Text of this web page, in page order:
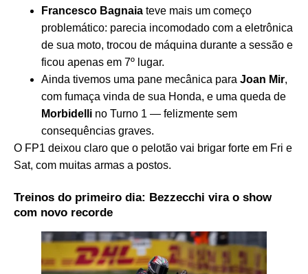
Francesco Bagnaia teve mais um começo
problemático: parecia incomodado com a eletrônica
de sua moto, trocou de máquina durante a sessão e
ficou apenas em 7º lugar.
Ainda tivemos uma pane mecânica para Joan Mir,
com fumaça vinda de sua Honda, e uma queda de
Morbidelli no Turno 1 — felizmente sem
consequências graves.
O FP1 deixou claro que o pelotão vai brigar forte em Fri e
Sat, com muitas armas a postos.
Treinos do primeiro dia: Bezzecchi vira o show
com novo recorde